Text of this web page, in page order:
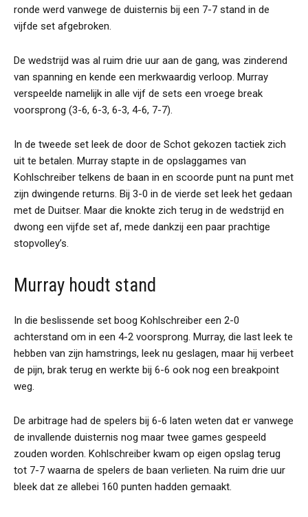
ronde werd vanwege de duisternis bij een 7-7 stand in de
vijfde set afgebroken.
De wedstrijd was al ruim drie uur aan de gang, was zinderend
van spanning en kende een merkwaardig verloop. Murray
verspeelde namelijk in alle vijf de sets een vroege break
voorsprong (3-6, 6-3, 6-3, 4-6, 7-7).
In de tweede set leek de door de Schot gekozen tactiek zich
uit te betalen. Murray stapte in de opslaggames van
Kohlschreiber telkens de baan in en scoorde punt na punt met
zijn dwingende returns. Bij 3-0 in de vierde set leek het gedaan
met de Duitser. Maar die knokte zich terug in de wedstrijd en
dwong een vijfde set af, mede dankzij een paar prachtige
stopvolley’s.
Murray houdt stand
In die beslissende set boog Kohlschreiber een 2-0
achterstand om in een 4-2 voorsprong. Murray, die last leek te
hebben van zijn hamstrings, leek nu geslagen, maar hij verbeet
de pijn, brak terug en werkte bij 6-6 ook nog een breakpoint
weg.
De arbitrage had de spelers bij 6-6 laten weten dat er vanwege
de invallende duisternis nog maar twee games gespeeld
zouden worden. Kohlschreiber kwam op eigen opslag terug
tot 7-7 waarna de spelers de baan verlieten. Na ruim drie uur
bleek dat ze allebei 160 punten hadden gemaakt.